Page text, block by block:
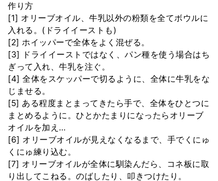
作り方
[1] オリーブオイル、牛乳以外の粉類を全てボウルに
入れる。(ドライイーストも)
[2] ホイッパーで全体をよく混ぜる。
[3] ドライイーストではなく、パン種を使う場合はち
ぎって入れ、牛乳を注ぐ。
[4] 全体をスケッパーで切るように、全体に牛乳をな
じませる。
[5] ある程度まとまってきたら手で、全体をひとつに
まとめるように。ひとかたまりになったらオリーブ
オイルを加え…
[6] オリーブオイルが見えなくなるまで、手でくにゅ
くにゅ練り込む。
[7] オリーブオイルが全体に馴染んだら、コネ板に取
り出してこねる。のばしたり、叩きつけたり。